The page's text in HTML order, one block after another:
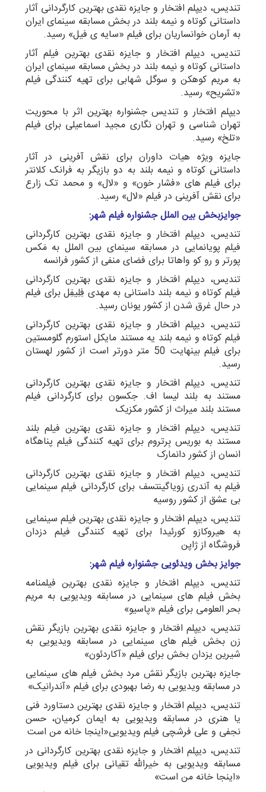
تندیس، دیپلم افتخار و جایزه نقدی بهترین کارگردانی آثار
داستانی کوتاه و نیمه بلند در بخش مسابقه سینمای ایران
به آرمان خوانساریان برای فیلم «سایه ی فیل» رسید.
تندیس، دیپلم افتخار و جایزه نقدی بهترین فیلم آثار
داستانی کوتاه و نیمه بلند در بخش مسابقه سینمای ایران
به مریم کوهکن و سوگل شهابی برای تهیه کنندگی فیلم
«تشریح» رسید.
دیپلم افتخار و تندیس جشنواره بهترین اثر با محوریت
تهران شناسی و تهران نگاری مجید اسماعیلی برای فیلم
«تلخ» رسید.
جایزه ویژه هیات داوران برای نقش آفرینی در آثار
داستانی کوتاه و نیمه بلند به دو بازیگر به فرانک کلانتر
برای فیلم های «فشار خون» و «لال» و محمد تک زارع
برای نقش آفرینی در فیلم «لال» رسید.
جوایزبخش بین الملل جشنواره فیلم شهر:
تندیس، دیپلم افتخار و جایزه نقدی بهترین کارگردانی
فیلم پویانمایی در مسابقه سینمای بین الملل به مَکس
پورتر و رو کو واهاتا برای فضای منفی از کشور فرانسه
تندیس، دیپلم افتخار و جایزه نقدی بهترین کارگردانی
فیلم کوتاه و نیمه بلند داستانی به مهدی فِلِیفِل برای فیلم
در حال غرق شدن از کشور یونان رسید.
تندیس، دیپلم افتخار و جایزه نقدی بهترین کارگردانی
فیلم کوتاه و نیمه بلند یه مستند مایکل استورم گلومستین
برای فیلم بینهایت 50 متر دورتر است از کشور لهستان
رسید.
تندیس، دیپلم افتخار و جایزه نقدی بهترین کارگردانی
مستند به بلند لیسا اف. جکسون برای کارگردانی فیلم
مستند بلند میراث از کشور مکزیک
تندیس، دیپلم افتخار و جایزه نقدی بهترین فیلم بلند
مستند به بوریس بِرتروم برای تهیه کنندگی فیلم پناهگاه
انسان از کشور دانمارک
تندیس، دیپلم افتخار و جایزه نقدی بهترین کارگردانی
فیلم به آندری زویاگینتسف برای کارگردانی فیلم سینمایی
بی عشق از کشور روسیه
تندیس، دیپلم افتخار و جایزه نقدی بهترین فیلم سینمایی
به هیروکازو کورئیدا برای تهیه کنندگی فیلم دزدان
فروشگاه از ژاپن
جوایز بخش ویدئویی جشنواره فیلم شهر:
تندیس، دیپلم افتخار و جایزه نقدی بهترین فیلمنامه
بخش فیلم های سینمایی در مسابقه ویدیویی به مریم
بحر العلومی برای فیلم «پاسیو»
تندیس، دیپلم افتخار و جایزه نقدی بهترین بازیگر نقش
زن بخش فیلم های سینمایی در مسابقه ویدیویی به
شیرین یزدان بخش برای فیلم «آکاردئون»
جایزه بهترین بازیگر نقش مرد بخش فیلم های سینمایی
در مسابقه ویدیویی به رضا بهبودی برای فیلم «آندرانیک»
تندیس، دیپلم افتخار و جایزه نقدی بهترین دستاورد فنی
یا هنری در مسابقه ویدیویی به ایمان کرمیان، حسن
نجفی و علی فرشچی فیلم ویدیویی«اینجا خانه من است
تندیس، دیپلم افتخار و جایزه نقدی بهترین کارگردانی در
مسابقه ویدیویی به خیرالله تقیانی برای فیلم ویدیویی
«اینجا خانه من است»